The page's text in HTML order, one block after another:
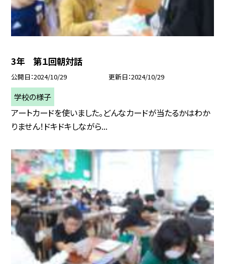
3年 第１回朝対話
公開日 2024/10/29 更新日 2024/10/29
学校の様子
アートカードを使いました。どんなカードが当たるかはわか
りません！ドキドキしながら...